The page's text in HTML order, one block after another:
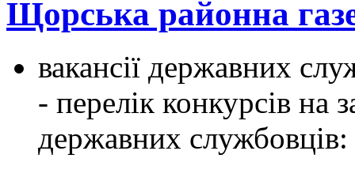
Щорська районна
вакансії державних
- перелік конкурсів на
державних службовців: